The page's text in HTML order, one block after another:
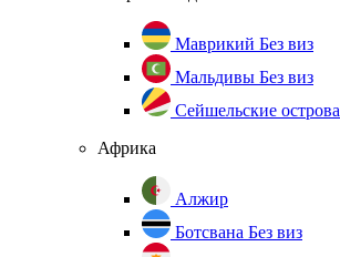
Маврикий Без виз
Мальдивы Без виз
Сейшельские острова
Африка
Алжир
Ботсвана Без виз